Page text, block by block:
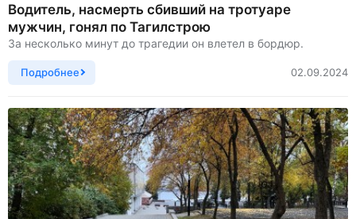
Водитель, насмерть сбивший на тротуаре
мужчин, гонял по Тагилстрою
За несколько минут до трагедии он влетел в бордюр.
Подробнее 02.09.2024